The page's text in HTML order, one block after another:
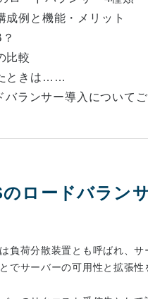
成例と機能・メリット
比較
ときは……
バランサー導入について
ロードバラン
負荷分散装置とも呼ばれ、サ
でサーバーの可用性と拡張性